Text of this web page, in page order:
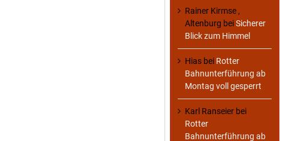
Rainer Kirmse ,
Altenburg beiSicherer
Blick zum Himmel
Hias bei Rotter
Bahnunterführung ab
Montag voll gesperrt
Karl Ranseier bei
Rotter
Bahnunterführung ab